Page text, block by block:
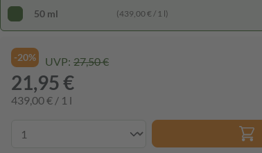
50 ml (439,00 € / 1 l)
-20% UVP: 27,50 €
21,95 €
439,00 € / 1 l